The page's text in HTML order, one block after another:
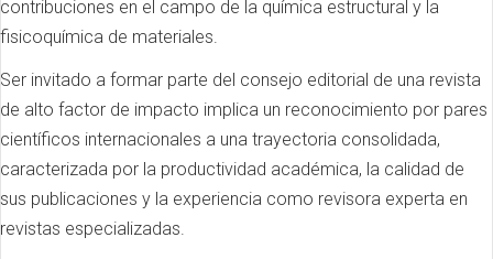
contribuciones en el campo de la química estructural y la
fisicoquímica de materiales.
Ser invitado a formar parte del consejo editorial de una revista
de alto factor de impacto implica un reconocimiento por pares
científicos internacionales a una trayectoria consolidada,
caracterizada por la productividad académica, la calidad de
sus publicaciones y la experiencia como revisora experta en
revistas especializadas.